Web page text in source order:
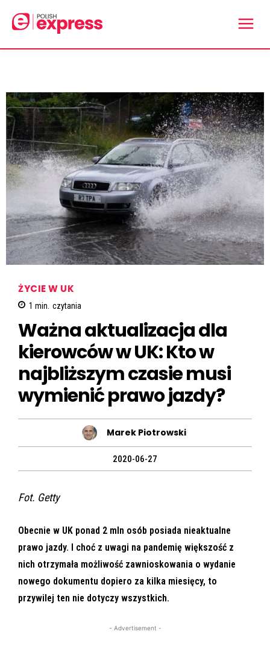
ŻYCIE W UK
1 min. czytania
Ważna aktualizacja dla
kierowców w UK: Kto w
najbliższym czasie musi
wymienić prawo jazdy?
Marek Piotrowski
2020-06-27
Fot. Getty
Obecnie w UK ponad 2 mln osób posiada nieaktualne
prawo jazdy. I choć z uwagi na pandemię większość z
nich otrzymała możliwość zawnioskowania o wydanie
nowego dokumentu dopiero za kilka miesięcy, to
przywilej ten nie dotyczy wszystkich.
- Advertisement -